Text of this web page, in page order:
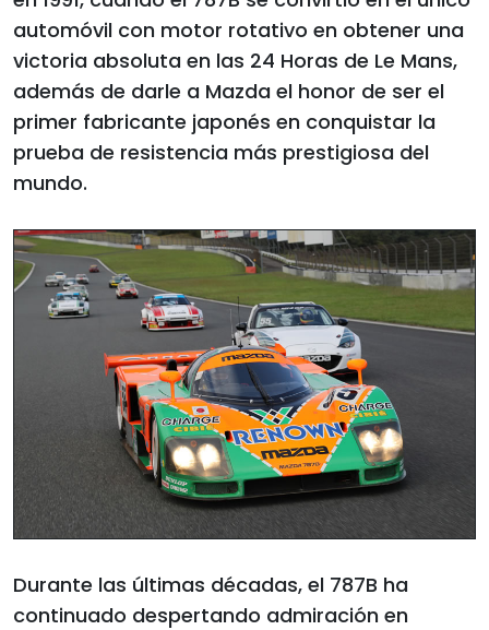
automóvil con motor rotativo en obtener una
victoria absoluta en las 24 Horas de Le Mans,
además de darle a Mazda el honor de ser el
primer fabricante japonés en conquistar la
prueba de resistencia más prestigiosa del
mundo.
Durante las últimas décadas, el 787B ha
continuado despertando admiración en